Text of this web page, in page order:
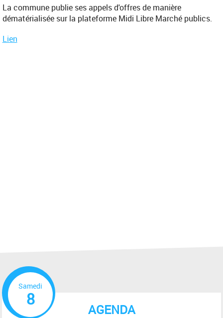
La commune publie ses appels d'offres de manière
dématérialisée sur la plateforme Midi Libre Marché publics.
Lien
AGENDA
Samedi
8